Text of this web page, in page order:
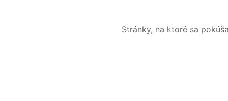
Stránky, na ktoré sa